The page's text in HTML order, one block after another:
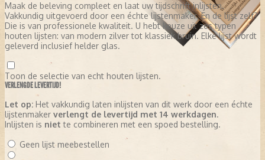
Maak de beleving compleet en laat uw tijdschrift inlijsten.
Vakkundig uitgevoerd door een échte lijstenmaker. En de lijst zelf?
Die is van professionele kwaliteit. U hebt keuze uit zes typen
houten lijsten: van modern zilver tot klassiek bruin. Elke lijst wordt
geleverd inclusief helder glas.
Toon de selectie van echt houten lijsten.
VERLENGDE LEVERTIJD!
Let op: Het vakkundig laten inlijsten van dit werk door een échte
lijstenmaker verlengt de levertijd met 14 werkdagen.
Inlijsten is niet te combineren met een spoed bestelling.
Geen lijst meebestellen